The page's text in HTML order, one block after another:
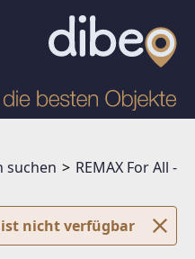
suchen
REMAX For All -
nicht verfügbar